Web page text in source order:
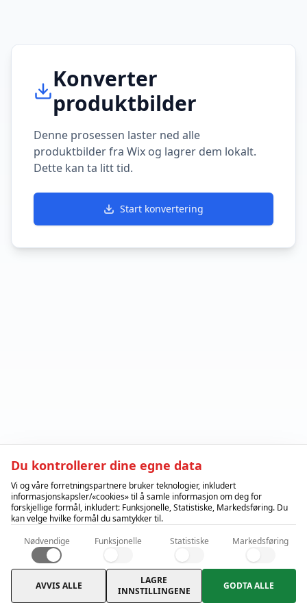
Konverter
produktbilder
Denne prosessen laster ned alle
produktbilder fra Wix og lagrer dem lokalt.
Dette kan ta litt tid.
Start konvertering
Du kontrollerer dine egne data
Vi og våre forretningspartnere bruker teknologier, inkludert
informasjonskapsler/«cookies» til å samle informasjon om deg for
forskjellige formål, inkludert: Funksjonelle, Statistiske, Markedsføring. Du
kan velge hvilke formål du samtykker til.
Nødvendige
Funksjonelle Statistiske Markedsføring
AVVIS ALLE
LAGRE
INNSTILLINGENE
GODTA ALLE